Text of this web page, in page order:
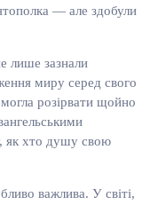
— але здобули
лише зазнали
миру серед свого
розірвати щойно
як хто душу свою
важлива. У світі,